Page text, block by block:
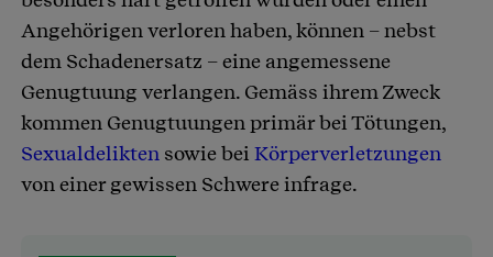
Angehörigen verloren haben, können – nebst
dem Schadenersatz – eine angemessene
Genugtuung verlangen. Gemäss ihrem Zweck
kommen Genugtuungen primär bei Tötungen,
Sexualdelikten sowie bei Körperverletzungen
von einer gewissen Schwere infrage.